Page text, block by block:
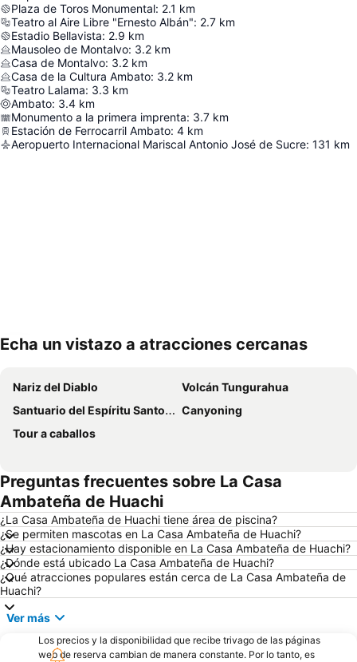
Plaza de Toros Monumental: 2.1 km
Teatro al Aire Libre "Ernesto Albán": 2.7 km
Estadio Bellavista: 2.9 km
Mausoleo de Montalvo: 3.2 km
Casa de Montalvo: 3.2 km
Casa de la Cultura Ambato: 3.2 km
Teatro Lalama: 3.3 km
Ambato: 3.4 km
Monumento a la primera imprenta: 3.7 km
Estación de Ferrocarril Ambato: 4 km
Aeropuerto Internacional Mariscal Antonio José de Sucre: 131 km
Echa un vistazo a atracciones cercanas
Nariz del Diablo
Volcán Tungurahua
Santuario del Espíritu Santo y de Nuestra Señora de Guadalupe
Canyoning
Tour a caballos
Preguntas frecuentes sobre La Casa
Ambateña de Huachi
¿La Casa Ambateña de Huachi tiene área de piscina?
¿Se permiten mascotas en La Casa Ambateña de Huachi?
¿Hay estacionamiento disponible en La Casa Ambateña de Huachi?
¿Dónde está ubicado La Casa Ambateña de Huachi?
¿Qué atracciones populares están cerca de La Casa Ambateña de
Huachi?
Ver más
Los precios y la disponibilidad que recibe trivago de las páginas
web de reserva cambian de manera constante. Por lo tanto, es